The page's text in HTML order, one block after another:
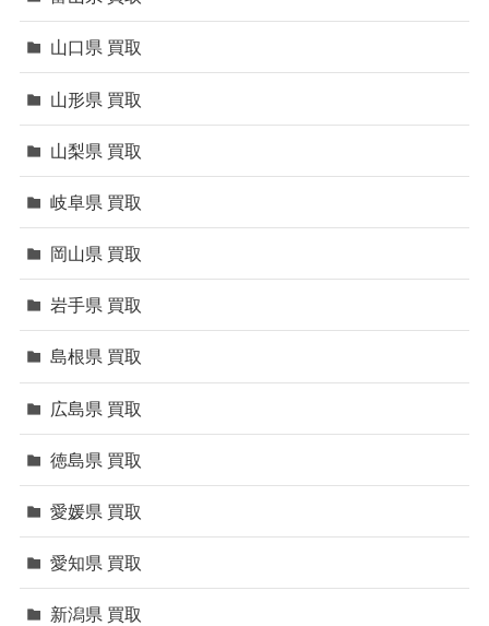
山口県 買取
山形県 買取
山梨県 買取
岐阜県 買取
岡山県 買取
岩手県 買取
島根県 買取
広島県 買取
徳島県 買取
愛媛県 買取
愛知県 買取
新潟県 買取